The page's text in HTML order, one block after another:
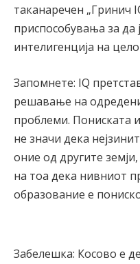
таканаречен „Гринич
приспособувања за да
интелигенција на
Запомнете: IQ
решавање на
проблеми. Пониската
не значи дека
оние од другите
на тоа дека нивниот
образование е
Забелешка: Косово е